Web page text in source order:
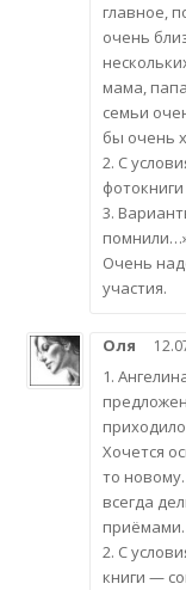
главное,
очень
мама,
семьи
бы очень
2. С
3.
Очень
участия.
Оля
1.
Хочется
то
всегда
приёмами.
2. С
книги —